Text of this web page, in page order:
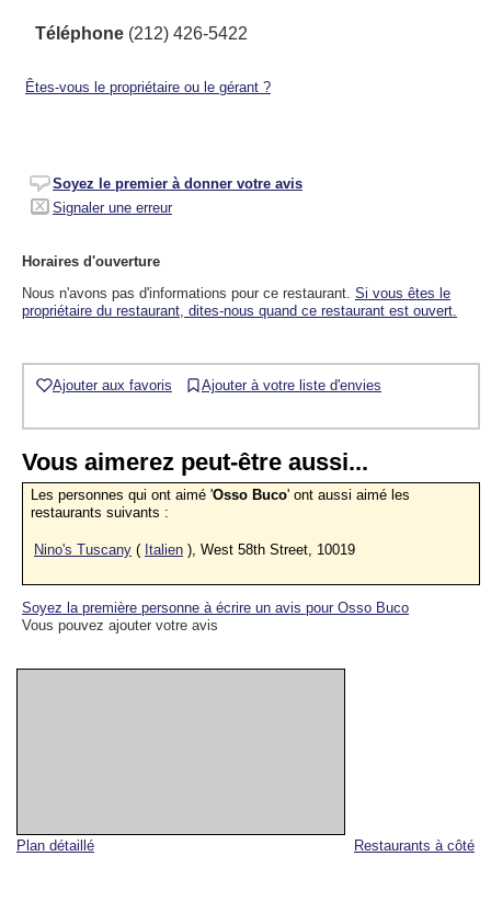
Restaurants à côté
Plan détaillé
Téléphone (212) 426-5422
Êtes-vous le propriétaire ou le gérant ?
Soyez le premier à donner votre avis
Signaler une erreur
Horaires d'ouverture
Nous n'avons pas d'informations pour ce restaurant. Si vous êtes le
propriétaire du restaurant, dites-nous quand ce restaurant est ouvert.
Ajouter aux favoris Ajouter à votre liste d'envies
Vous aimerez peut-être aussi...
Les personnes qui ont aimé 'Osso Buco' ont aussi aimé les
restaurants suivants :
Nino's Tuscany ( Italien ), West 58th Street, 10019
Soyez la première personne à écrire un avis pour Osso Buco
Vous pouvez ajouter votre avis